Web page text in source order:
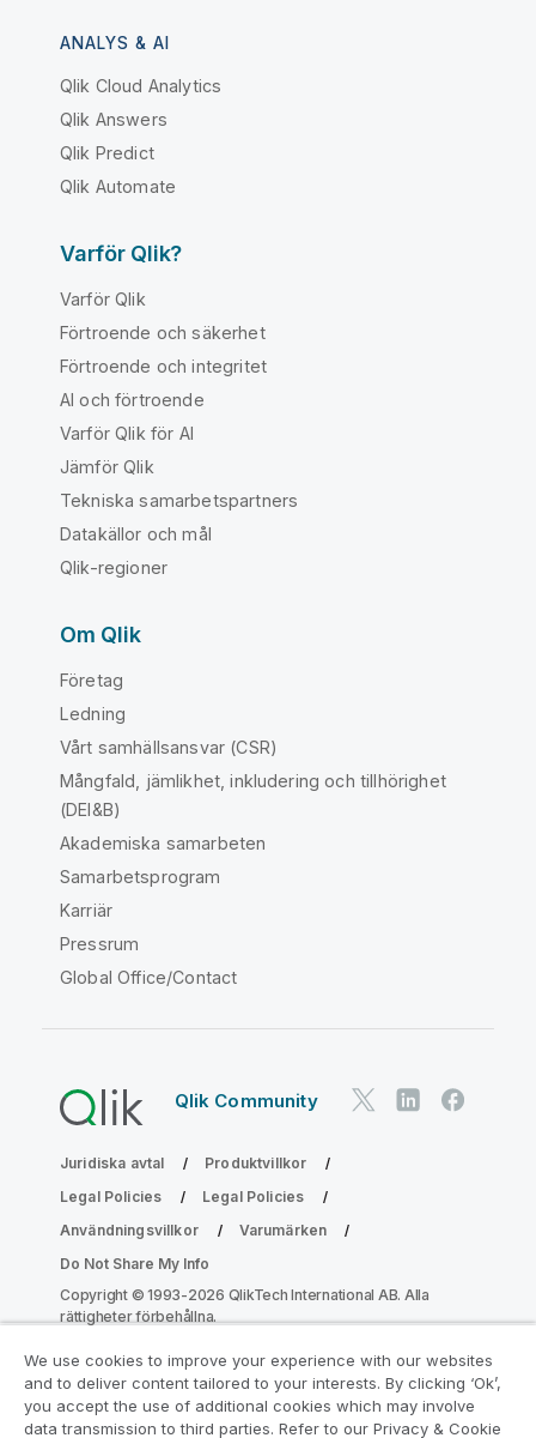
ANALYS & AI
Qlik Cloud Analytics
Qlik Answers
Qlik Predict
Qlik Automate
Varför Qlik?
Varför Qlik
Förtroende och säkerhet
Förtroende och integritet
AI och förtroende
Varför Qlik för AI
Jämför Qlik
Tekniska samarbetspartners
Datakällor och mål
Qlik-regioner
Om Qlik
Företag
Ledning
Vårt samhällsansvar (CSR)
Mångfald, jämlikhet, inkludering och tillhörighet
(DEI&B)
Akademiska samarbeten
Samarbetsprogram
Karriär
Pressrum
Global Office/Contact
Qlik Community
Juridiska avtal
Produktvillkor
Legal Policies
Legal Policies
Användningsvillkor
Varumärken
Do Not Share My Info
Copyright © 1993-2026 QlikTech International AB. Alla
rättigheter förbehållna.
Gå med i programmet Analytics
We use cookies to improve your experience with our websites
and to deliver content tailored to your interests. By clicking ‘Ok’,
you accept the use of additional cookies which may involve
data transmission to third parties. Refer to our Privacy & Cookie